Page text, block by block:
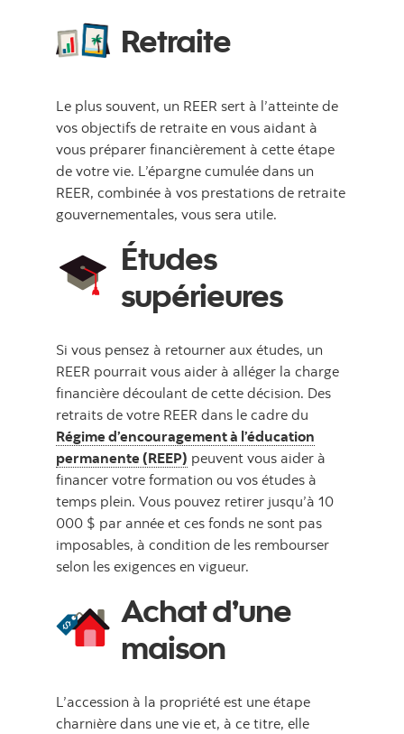
Retraite
Le plus souvent, un REER sert à l’atteinte de
vos objectifs de retraite en vous aidant à
vous préparer financièrement à cette étape
de votre vie. L’épargne cumulée dans un
REER, combinée à vos prestations de retraite
gouvernementales, vous sera utile.
Études
supérieures
Si vous pensez à retourner aux études, un
REER pourrait vous aider à alléger la charge
financière découlant de cette décision. Des
retraits de votre REER dans le cadre du
Régime d’encouragement à l’éducation
permanente (REEP) peuvent vous aider à
financer votre formation ou vos études à
temps plein. Vous pouvez retirer jusqu’à 10
000 $ par année et ces fonds ne sont pas
imposables, à condition de les rembourser
selon les exigences en vigueur.
Achat d’une
maison
L’accession à la propriété est une étape
charnière dans une vie et, à ce titre, elle